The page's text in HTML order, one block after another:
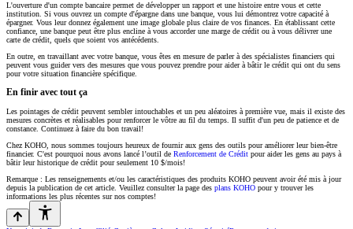
L'ouverture d'un compte bancaire permet de développer un rapport et une histoire entre vous et cette
institution. Si vous ouvrez un compte d'épargne dans une banque, vous lui démontrez votre capacité à
épargner. Vous leur donnez également une image globale plus claire de vos finances. En établissant cette
confiance, une banque peut être plus encline à vous accorder une marge de crédit ou à vous délivrer une
carte de crédit, quels que soient vos antécédents.
En outre, en travaillant avec votre banque, vous êtes en mesure de parler à des spécialistes financiers qui
peuvent vous guider vers des mesures que vous pouvez prendre pour aider à bâtir le crédit qui ont du sens
pour votre situation financière spécifique.
En finir avec tout ça
Les pointages de crédit peuvent sembler intouchables et un peu aléatoires à première vue, mais il existe des
mesures concrètes et réalisables pour renforcer le vôtre au fil du temps. Il suffit d'un peu de patience et de
constance. Continuez à faire du bon travail!
Chez KOHO, nous sommes toujours heureux de fournir aux gens des outils pour améliorer leur bien-être
financier. C'est pourquoi nous avons lancé l’outil de Renforcement de Crédit pour aider les gens au pays à
bâtir leur historique de crédit pour seulement 10 $/mois!
Remarque : Les renseignements et/ou les caractéristiques des produits KOHO peuvent avoir été mis à jour
depuis la publication de cet article. Veuillez consulter la page des plans KOHO pour y trouver les
informations les plus récentes sur nos comptes!